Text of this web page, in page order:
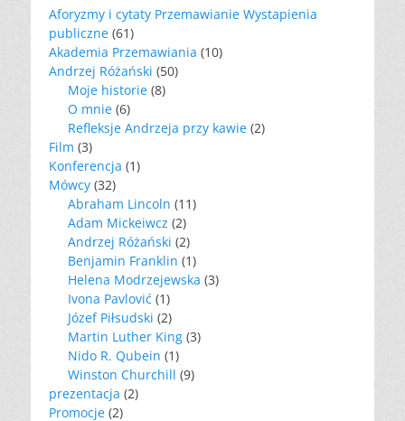
Aforyzmy i cytaty Przemawianie Wystapienia
publiczne (61)
Akademia Przemawiania (10)
Andrzej Różański (50)
Moje historie (8)
O mnie (6)
Refleksje Andrzeja przy kawie (2)
Film (3)
Konferencja (1)
Mówcy (32)
Abraham Lincoln (11)
Adam Mickeiwcz (2)
Andrzej Różański (2)
Benjamin Franklin (1)
Helena Modrzejewska (3)
Ivona Pavlović (1)
Józef Piłsudski (2)
Martin Luther King (3)
Nido R. Qubein (1)
Winston Churchill (9)
prezentacja (2)
Promocje (2)